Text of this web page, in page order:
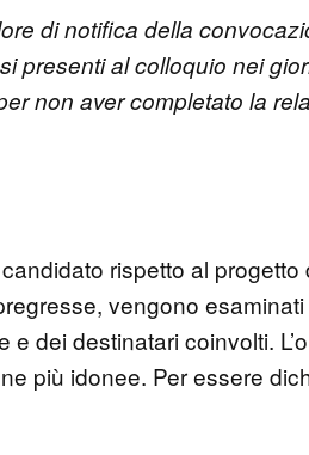
di notifica della
presenti al colloquio nei
non aver completato la
rispetto al
vengono
dei destinatari coinvolti.
più idonee. Per essere